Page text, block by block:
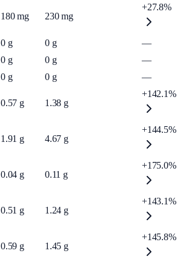
180 mg 230 mg
+27.8%
0 g 0 g
—
0 g 0 g
—
0 g 0 g —
0.57 g 1.38 g
+142.1%
1.91 g 4.67 g
+144.5%
0.04 g 0.11 g
+175.0%
0.51 g 1.24 g
+143.1%
0.59 g 1.45 g
+145.8%